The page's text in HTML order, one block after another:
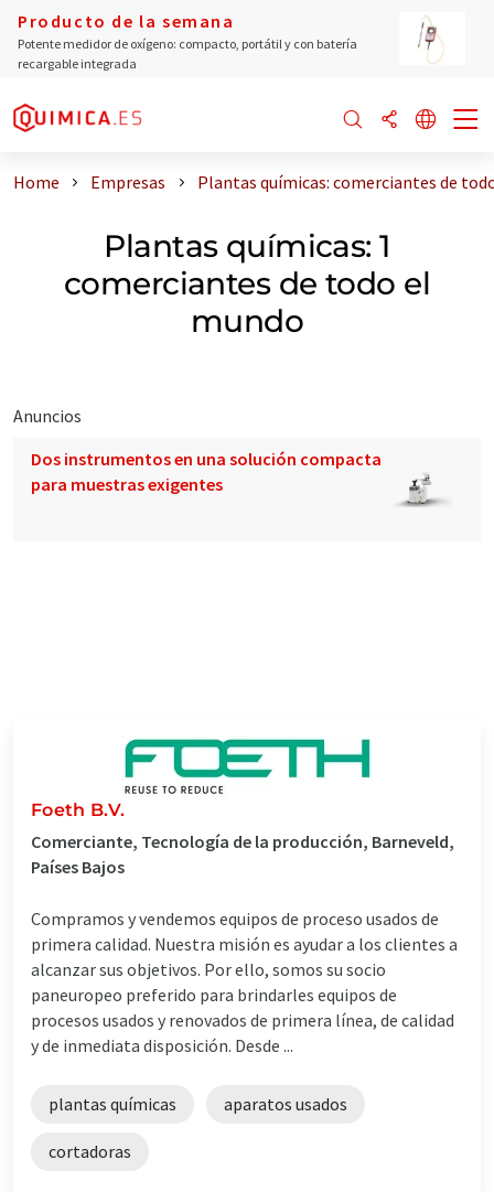
Producto de la semana
Potente medidor de oxígeno: compacto, portátil y con batería
recargable integrada
Home Empresas Plantas químicas: comerciantes de
Plantas químicas: 1
comerciantes de todo el
mundo
Anuncios
Dos instrumentos en una solución compacta
para muestras exigentes
Foeth B.V.
Comerciante, Tecnología de la producción, Barneveld,
Países Bajos
Compramos y vendemos equipos de proceso usados de
primera calidad. Nuestra misión es ayudar a los clientes a
alcanzar sus objetivos. Por ello, somos su socio
paneuropeo preferido para brindarles equipos de
procesos usados y renovados de primera línea, de calidad
y de inmediata disposición. Desde ...
plantas químicas aparatos usados
cortadoras